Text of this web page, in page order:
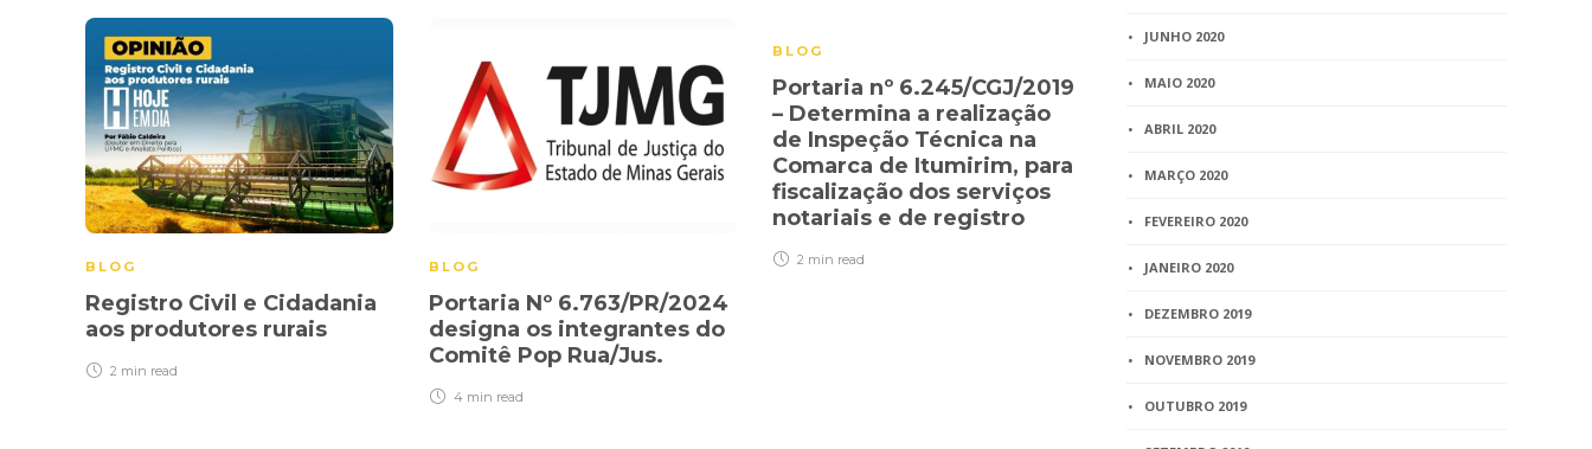
BLOG
Registro Civil e Cidadania
aos produtores rurais
2 min read
BLOG
Portaria Nº 6.763/PR/2024
designa os integrantes do
Comitê Pop Rua/Jus.
4 min read
BLOG
Portaria nº 6.245/CGJ/2019
– Determina a realização
de Inspeção Técnica na
Comarca de Itumirim, para
fiscalização dos serviços
notariais e de registro
2 min read
Artigo – União estável e
concomitantes – Por Denis
Donoso
JUNHO 2020
MAIO 2020
ABRIL 2020
MARÇO 2020
FEVEREIRO 2020
JANEIRO 2020
DEZEMBRO 2019
NOVEMBRO 2019
OUTUBRO 2019